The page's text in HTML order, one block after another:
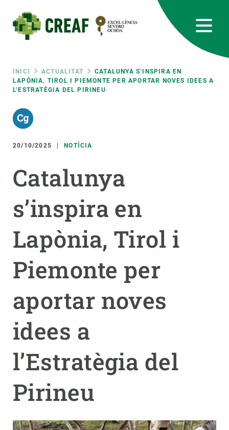
contingut
Fil
d'ariadna
INICI ACTUALITAT
CATALUNYA S’INSPIRA EN
LAPÒNIA, TIROL I PIEMONTE PER APORTAR NOVES IDEES A
L’ESTRATÈGIA DEL PIRINEU
20/10/2025 NOTÍCIA
Catalunya
s’inspira en
Lapònia, Tirol i
Piemonte per
aportar noves
idees a
l’Estratègia del
Pirineu
RRSS
Featured
responsive
Responsive
menu
RECERCA
CIÈNCIA EN ACCIÓ
PARTICIPA
NOTÍCIES I AGENDA